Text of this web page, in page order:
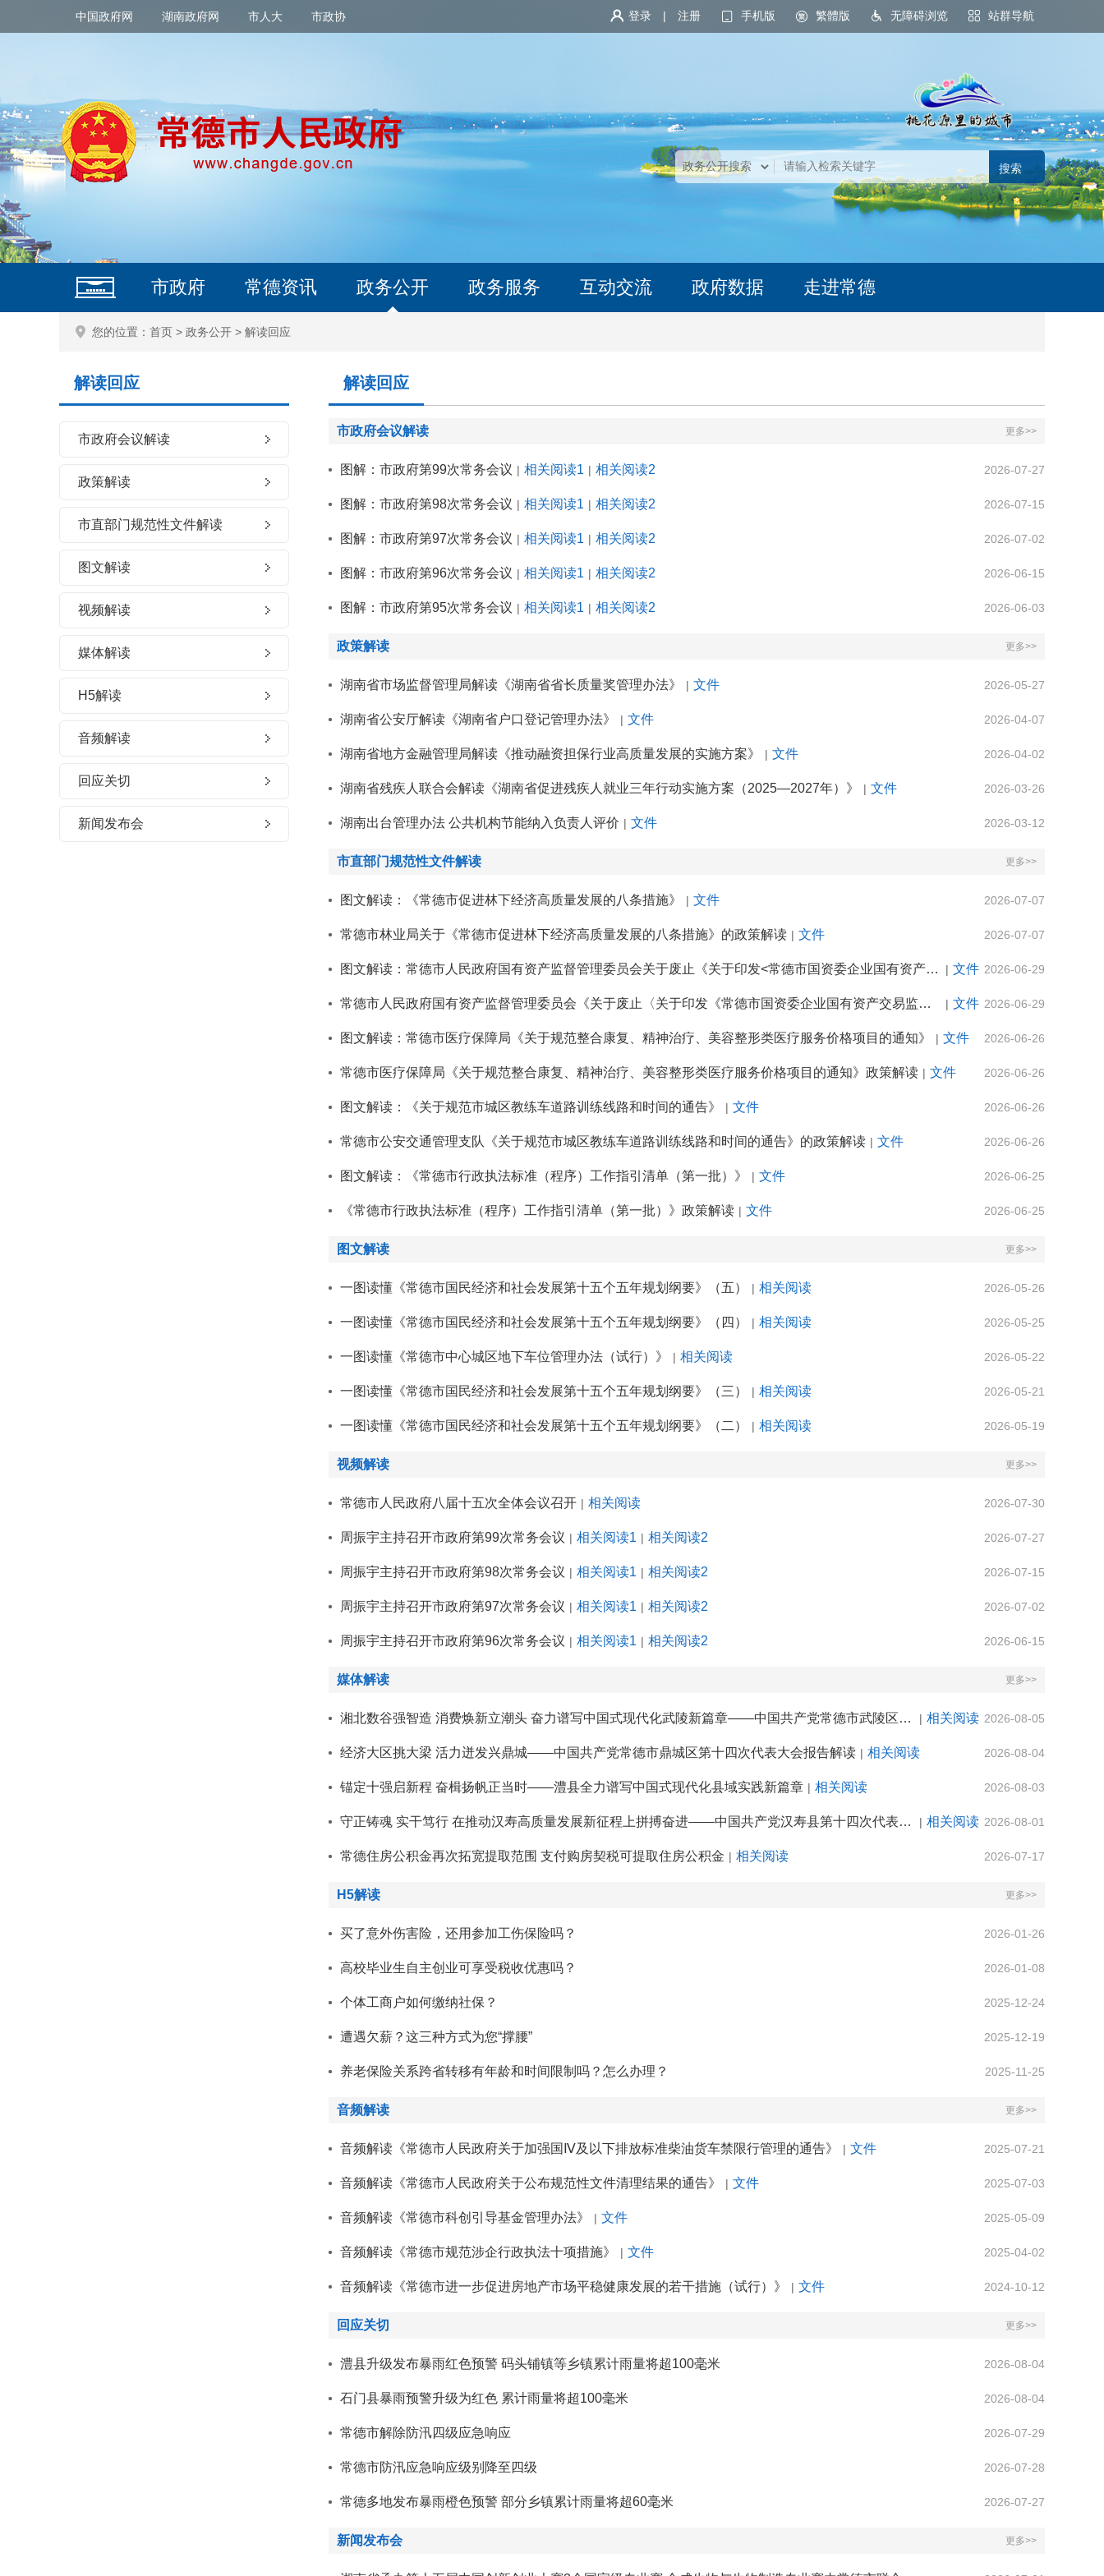
中国政府网 湖南政府网 市人大 市政协 登录 | 注册 手机版 繁體版 无障碍浏览 站群导航
市政府 常德资讯 政务公开 政务服务 互动交流 政府数据 走进常德
您的位置： 首页 > 政务公开 > 解读回应
解读回应
市政府会议解读
政策解读
市直部门规范性文件解读
图文解读
视频解读
媒体解读
H5解读
音频解读
回应关切
新闻发布会
解读回应
市政府会议解读 更多>>
| 相关阅读1 | 相关阅读2
图解：市政府第99次常务会议 2026-07-27
| 相关阅读1 | 相关阅读2
图解：市政府第98次常务会议 2026-07-15
| 相关阅读1 | 相关阅读2
图解：市政府第97次常务会议 2026-07-02
| 相关阅读1 | 相关阅读2
图解：市政府第96次常务会议 2026-06-15
| 相关阅读1 | 相关阅读2
图解：市政府第95次常务会议 2026-06-03
政策解读 更多>>
| 文件
湖南省市场监督管理局解读《湖南省省长质量奖管理办法》 2026-05-27
| 文件
湖南省公安厅解读《湖南省户口登记管理办法》 2026-04-07
| 文件
湖南省地方金融管理局解读《推动融资担保行业高质量发展的实施方案》 2026-04-02
| 文件
湖南省残疾人联合会解读《湖南省促进残疾人就业三年行动实施方案（2025—2027年）》 2026-03-26
| 文件
湖南出台管理办法 公共机构节能纳入负责人评价 2026-03-12
市直部门规范性文件解读 更多>>
| 文件
图文解读：《常德市促进林下经济高质量发展的八条措施》 2026-07-07
| 文件
常德市林业局关于《常德市促进林下经济高质量发展的八条措施》的政策解读 2026-07-07
| 文件
图文解读：常德市人民政府国有资产监督管理委员会关于废止《关于印发<常德市国资委企业国有资产交易监督管理实施细则>的通知》等两件规范性文件的通告 2026-06-29
| 文件
常德市人民政府国有资产监督管理委员会《关于废止〈关于印发《常德市国资委企业国有资产交易监督管理实施细则》的通知〉等两件规范性文件的通告》政策解读 2026-06-29
| 文件
图文解读：常德市医疗保障局《关于规范整合康复、精神治疗、美容整形类医疗服务价格项目的通知》 2026-06-26
| 文件
常德市医疗保障局《关于规范整合康复、精神治疗、美容整形类医疗服务价格项目的通知》政策解读 2026-06-26
| 文件
图文解读：《关于规范市城区教练车道路训练线路和时间的通告》 2026-06-26
| 文件
常德市公安交通管理支队《关于规范市城区教练车道路训练线路和时间的通告》的政策解读 2026-06-26
| 文件
图文解读：《常德市行政执法标准（程序）工作指引清单（第一批）》 2026-06-25
| 文件
《常德市行政执法标准（程序）工作指引清单（第一批）》政策解读 2026-06-25
图文解读 更多>>
| 相关阅读
一图读懂《常德市国民经济和社会发展第十五个五年规划纲要》（五） 2026-05-26
| 相关阅读
一图读懂《常德市国民经济和社会发展第十五个五年规划纲要》（四） 2026-05-25
| 相关阅读
一图读懂《常德市中心城区地下车位管理办法（试行）》 2026-05-22
| 相关阅读
一图读懂《常德市国民经济和社会发展第十五个五年规划纲要》（三） 2026-05-21
| 相关阅读
一图读懂《常德市国民经济和社会发展第十五个五年规划纲要》（二） 2026-05-19
视频解读 更多>>
| 相关阅读
常德市人民政府八届十五次全体会议召开 2026-07-30
| 相关阅读1 | 相关阅读2
周振宇主持召开市政府第99次常务会议 2026-07-27
| 相关阅读1 | 相关阅读2
周振宇主持召开市政府第98次常务会议 2026-07-15
| 相关阅读1 | 相关阅读2
周振宇主持召开市政府第97次常务会议 2026-07-02
| 相关阅读1 | 相关阅读2
周振宇主持召开市政府第96次常务会议 2026-06-15
媒体解读 更多>>
| 相关阅读
湘北数谷强智造 消费焕新立潮头 奋力谱写中国式现代化武陵新篇章——中国共产党常德市武陵区第十四次代表大会报告解读 2026-08-05
| 相关阅读
经济大区挑大梁 活力迸发兴鼎城——中国共产党常德市鼎城区第十四次代表大会报告解读 2026-08-04
| 相关阅读
锚定十强启新程 奋楫扬帆正当时——澧县全力谱写中国式现代化县域实践新篇章 2026-08-03
| 相关阅读
守正铸魂 实干笃行 在推动汉寿高质量发展新征程上拼搏奋进——中国共产党汉寿县第十四次代表大会报告解读 2026-08-01
| 相关阅读
常德住房公积金再次拓宽提取范围 支付购房契税可提取住房公积金 2026-07-17
H5解读 更多>>
买了意外伤害险，还用参加工伤保险吗？ 2026-01-26
高校毕业生自主创业可享受税收优惠吗？ 2026-01-08
个体工商户如何缴纳社保？ 2025-12-24
遭遇欠薪？这三种方式为您“撑腰” 2025-12-19
养老保险关系跨省转移有年龄和时间限制吗？怎么办理？ 2025-11-25
音频解读 更多>>
| 文件
音频解读《常德市人民政府关于加强国Ⅳ及以下排放标准柴油货车禁限行管理的通告》 2025-07-21
| 文件
音频解读《常德市人民政府关于公布规范性文件清理结果的通告》 2025-07-03
| 文件
音频解读《常德市科创引导基金管理办法》 2025-05-09
| 文件
音频解读《常德市规范涉企行政执法十项措施》 2025-04-02
| 文件
音频解读《常德市进一步促进房地产市场平稳健康发展的若干措施（试行）》 2024-10-12
回应关切 更多>>
澧县升级发布暴雨红色预警 码头铺镇等乡镇累计雨量将超100毫米 2026-08-04
石门县暴雨预警升级为红色 累计雨量将超100毫米 2026-08-04
常德市解除防汛四级应急响应 2026-07-29
常德市防汛应急响应级别降至四级 2026-07-28
常德多地发布暴雨橙色预警 部分乡镇累计雨量将超60毫米 2026-07-27
新闻发布会 更多>>